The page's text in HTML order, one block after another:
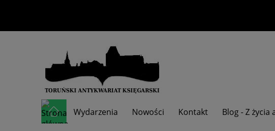
Wydarzenia Nowości Kontakt Blog - Z życia